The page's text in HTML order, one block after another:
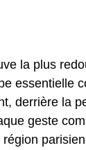
la plus
essentielle
derrière la
geste